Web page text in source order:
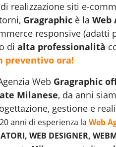
realizzazione siti e-
Gragraphic è la Web
responsive (adatti
di alta professionalità
preventivo ora!
Web Gragraphic
Milanese, da anni
gestione e
anni di esperienza la Web
WEB DESIGNER,